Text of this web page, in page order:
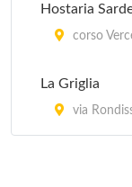
Hostaria
corso
La Griglia
via